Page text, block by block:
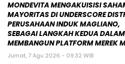
MONDEVITA MENGAKUISISI
MAYORITAS DI UNDERSCORE
PERUSAHAAN INDUK MAGLIANO,
SEBAGAI LANGKAH KEDUA DALAM
MEMBANGUN PLATFORM MEREK
Jumat, 7 Agu 2026 - 09:32 WIB